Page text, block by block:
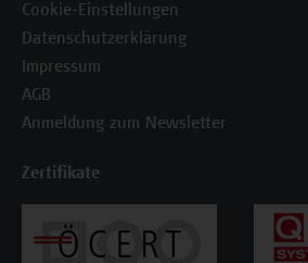
Cookie-Einstellungen
Datenschutzerklärung
Impressum
AGB
Anmeldung zum Newsletter
Zertifikate